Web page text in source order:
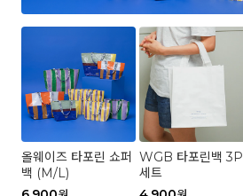
올웨이즈 타포린 쇼퍼
백 (M/L)
WGB 타포린백 3P
세트